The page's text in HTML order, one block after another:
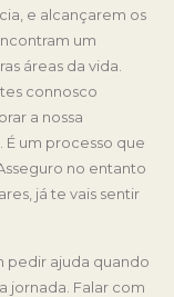
e alcançarem os
um
áreas da vida.
connosco
a nossa
um processo que
no entanto
já te vais sentir
pedir ajuda quando
jornada. Falar com